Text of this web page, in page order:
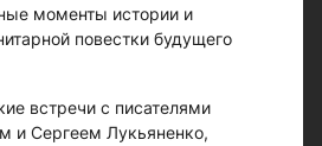
моменты истории и
повестки будущего
встречи с писателями
и Сергеем Лукьяненко,